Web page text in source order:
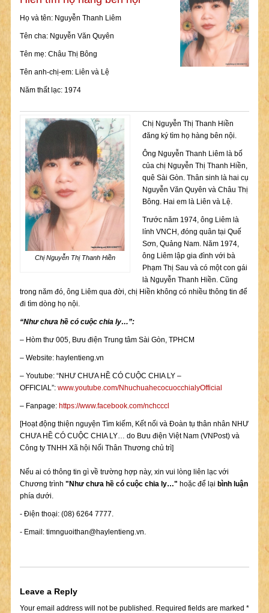
Họ và tên: Nguyễn Thanh Liêm
Tên cha: Nguyễn Văn Quyên
Tên mẹ: Châu Thị Bông
Tên anh-chị-em: Liên và Lệ
Năm thất lạc: 1974
Chị Nguyễn Thị Thanh Hiền
Chị Nguyễn Thị Thanh Hiền
đăng ký tìm họ hàng bên nội.
Ông Nguyễn Thanh Liêm là bố
của chị Nguyễn Thị Thanh Hiền,
quê Sài Gòn. Thân sinh là hai cụ
Nguyễn Văn Quyên và Châu Thị
Bông. Hai em là Liên và Lệ.
Trước năm 1974, ông Liêm là
lính VNCH, đóng quân tại Quế
Sơn, Quảng Nam. Năm 1974,
ông Liêm lập gia đình với bà
Phạm Thị Sau và có một con gái
là Nguyễn Thanh Hiền. Cũng
trong năm đó, ông Liêm qua đời, chị Hiền không có nhiều thông tin để
đi tìm dòng họ nội.
“Như chưa hề có cuộc chia ly…”:
– Hòm thư 005, Bưu điện Trung tâm Sài Gòn, TPHCM
– Website: haylentieng.vn
– Youtube: “NHƯ CHƯA HỀ CÓ CUỘC CHIA LY –
OFFICIAL”: www.youtube.com/NhuchuahecocuocchialyOfficial
– Fanpage: https://www.facebook.com/nchcccl
[Hoạt động thiện nguyện Tìm kiếm, Kết nối và Đoàn tụ thân nhân NHƯ
CHƯA HỀ CÓ CUỘC CHIA LY… do Bưu điện Việt Nam (VNPost) và
Công ty TNHH Xã hội Nối Thân Thương chủ trì]
Nếu ai có thông tin gì về trường hợp này, xin vui lòng liên lạc với
Chương trình "Như chưa hề có cuộc chia ly…" hoặc để lại bình luận
phía dưới.
- Điện thoại: (08) 6264 7777.
- Email: timnguoithan@haylentieng.vn.
Leave a Reply
Your email address will not be published.Required fields are marked *